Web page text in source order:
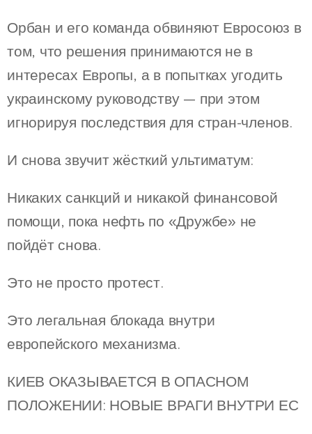
Орбан и его команда обвиняют Евросоюз в
том, что решения принимаются не в
интересах Европы, а в попытках угодить
украинскому руководству — при этом
игнорируя последствия для стран-членов.
И снова звучит жёсткий ультиматум:
Никаких санкций и никакой финансовой
помощи, пока нефть по «Дружбе» не
пойдёт снова.
Это не просто протест.
Это легальная блокада внутри
европейского механизма.
КИЕВ ОКАЗЫВАЕТСЯ В ОПАСНОМ
ПОЛОЖЕНИИ: НОВЫЕ ВРАГИ ВНУТРИ ЕС